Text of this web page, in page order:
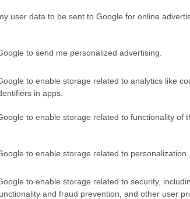
user data to be sent to Google for online
to send me personalized advertising.
to enable storage related to analytics like
in apps.
to enable storage related to functionality of
to enable storage related to personalization.
to enable storage related to security,
and fraud prevention, and other user
σχέσεις, το ελεύθερο και το